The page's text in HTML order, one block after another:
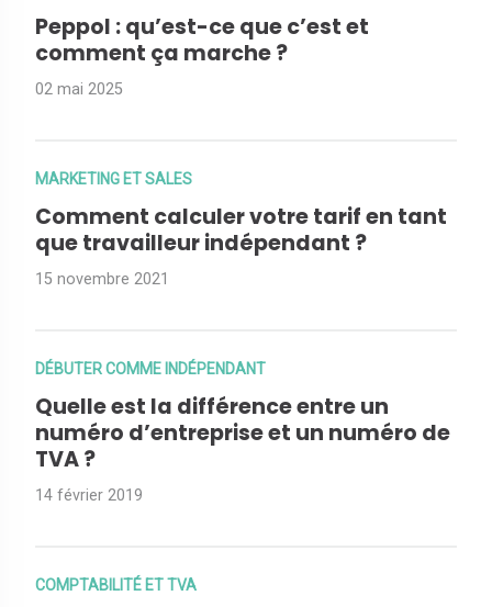
Peppol : qu’est-ce que c’est et
comment ça marche ?
02 mai 2025
MARKETING ET SALES
Comment calculer votre tarif en tant
que travailleur indépendant ?
15 novembre 2021
DÉBUTER COMME INDÉPENDANT
Quelle est la différence entre un
numéro d’entreprise et un numéro de
TVA ?
14 février 2019
COMPTABILITÉ ET TVA